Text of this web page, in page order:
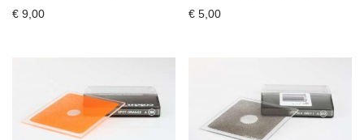
€ 9,00
€ 5,00